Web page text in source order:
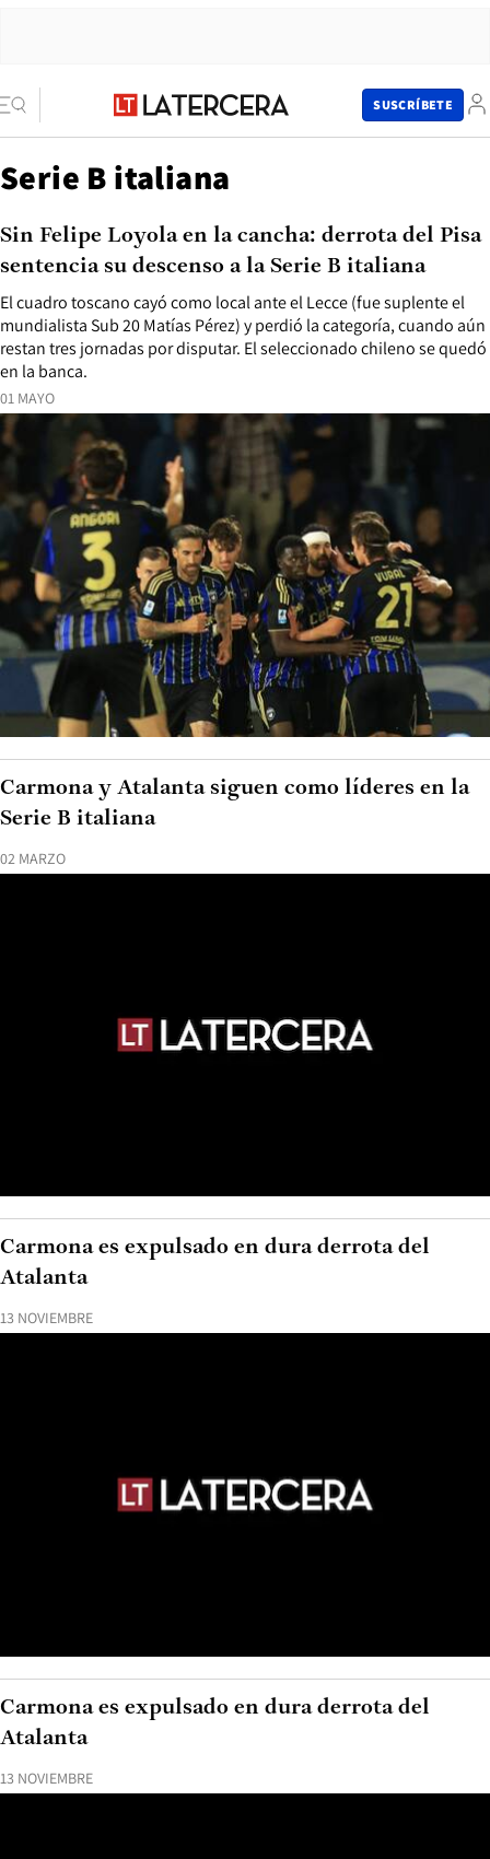
SUSCRÍBETE
Serie B italiana
01 MAYO
El cuadro toscano cayó como local ante el Lecce (fue suplente el
mundialista Sub 20 Matías Pérez) y perdió la categoría, cuando aún
restan tres jornadas por disputar. El seleccionado chileno se quedó
en la banca.
Sin Felipe Loyola en la cancha: derrota del Pisa
sentencia su descenso a la Serie B italiana
02 MARZO
Carmona y Atalanta siguen como líderes en la
Serie B italiana
13 NOVIEMBRE
Carmona es expulsado en dura derrota del
Atalanta
13 NOVIEMBRE
Carmona es expulsado en dura derrota del
Atalanta